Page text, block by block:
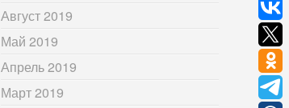
Август 2019
Май 2019
Апрель 2019
Март 2019